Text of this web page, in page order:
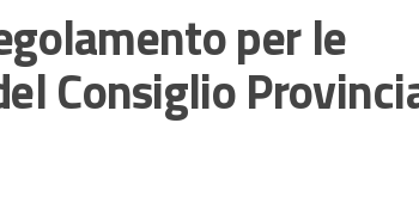
per le
Consiglio